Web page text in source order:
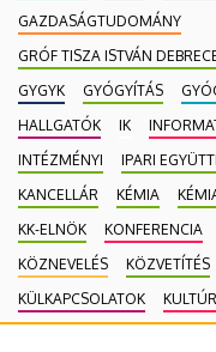
GAZDASÁGTUDOMÁNY
GRÓF TISZA ISTVÁN
GYGYK
GYÓGYÍTÁS
HALLGATÓK
IK
INTÉZMÉNYI
IPARI
KANCELLÁR
KÉMIA
KK-ELNÖK
KONFERENCIA
KÖZNEVELÉS
KÖZVETÍTÉS
KÜLKAPCSOLATOK